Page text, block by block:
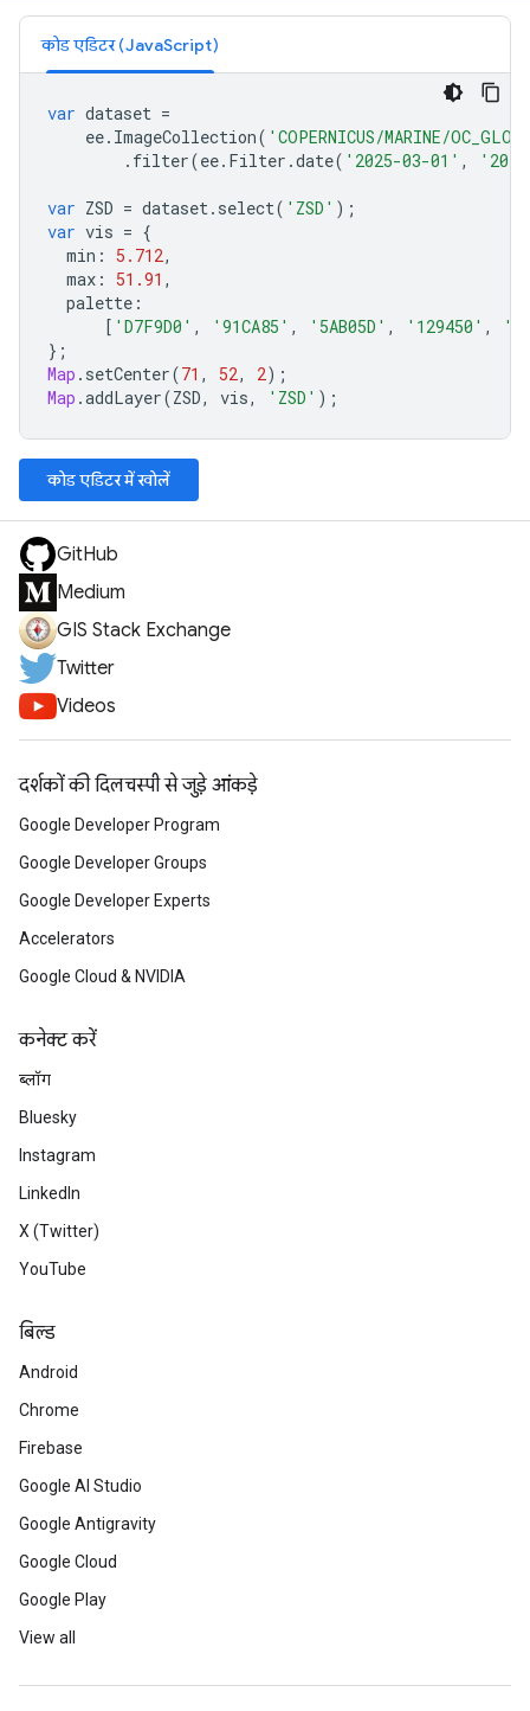
कोड एडिटर (JavaScript)
var dataset =
ee. ImageCollection( 'COPERNICUS/MARINE/
. filter(ee. Filter .date( '2025-03-01' ,
var ZSD = dataset. select( 'ZSD' );
var vis = {
min : 5.712,
max : 51.91 ,
palette :
[ 'D7F9D0' , '91CA85' , '5AB05D' , '129450' ,
};
Map . setCenter(71 , 52, 2);
Map .addLayer(ZSD, vis, 'ZSD' );
कोड एडिटर में खोलें
GitHub
Medium
GIS Stack Exchange
Twitter
Videos
दर्शकों की दिलचस्पी से जुड़े आंकड़े
Google Developer Program
Google Developer Groups
Google Developer Experts
Accelerators
Google Cloud & NVIDIA
कनेक्ट करें
ब्लॉग
Bluesky
Instagram
LinkedIn
X (Twitter)
YouTube
बिल्ड
Android
Chrome
Firebase
Google AI Studio
Google Antigravity
Google Cloud
Google Play
View all